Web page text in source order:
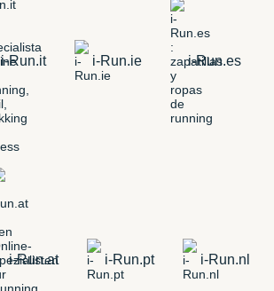
i-Run.it i-Run.ie i-Run.es
i-Run.at i-Run.pt i-Run.nl